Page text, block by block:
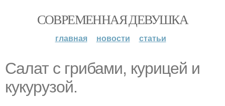
СОВРЕМЕННАЯ ДЕВУШКА
главная новости статьи
Салат с грибами, курицей и
кукурузой.